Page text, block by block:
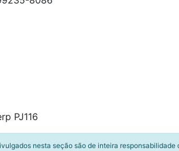
PJ116
nesta seção são de inteira